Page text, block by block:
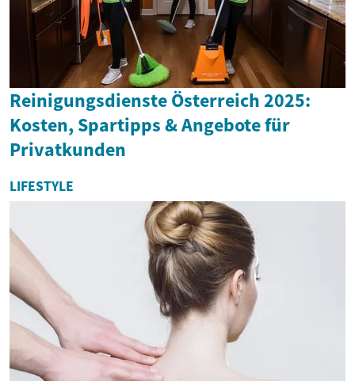
Reinigungsdienste Österreich 2025:
Kosten, Spartipps & Angebote für
Privatkunden
LIFESTYLE